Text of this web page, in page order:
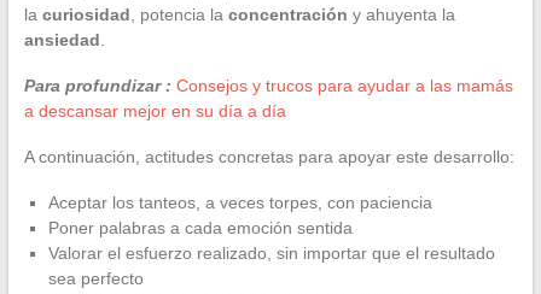
la curiosidad , potencia la concentración y ahuyenta la
ansiedad
Para profundizar : Consejos y trucos para ayudar a las mamás
a descansar mejor en su día a día
A continuación, actitudes concretas para apoyar este desarrollo:
Aceptar los tanteos, a veces torpes, con paciencia
Poner palabras a cada emoción sentida
Valorar el esfuerzo realizado, sin importar que el resultado
sea perfecto